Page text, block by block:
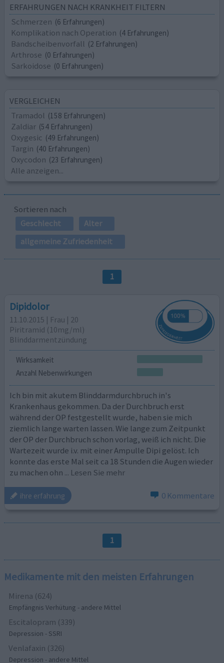
ERFAHRUNGEN NACH KRANKHEIT FILTERN
Schmerzen (6 Erfahrungen)
Komplikation nach Operation (4 Erfahrungen)
Bandscheibenvorfall (2 Erfahrungen)
Arthrose (0 Erfahrungen)
Sarkoidose (0 Erfahrungen)
VERGLEICHEN
Tramadol (158 Erfahrungen)
Zaldiar (54 Erfahrungen)
Oxygesic (49 Erfahrungen)
Targin (40 Erfahrungen)
Oxycodon (23 Erfahrungen)
Alle anzeigen...
Sortieren nach
Geschlecht
Alter
allgemeine Zufriedenheit
1
Dipidolor
11.10.2015 | Frau | 20
Piritramid (10mg/ml)
Blinddarmentzündung
Wirksamkeit
Anzahl Nebenwirkungen
Ich bin mit akutem Blinddarmdurchbruch in's
Krankenhaus gekommen. Da der Durchbruch erst
während der OP festgestellt wurde, haben sie mich
ziemlich lange warten lassen. Wie lange zum Zeitpunkt
der OP der Durchbruch schon vorlag, weiß ich nicht. Die
Wartezeit wurde i.v. mit einer Ampulle Dipi gelöst. Ich
konnte das erste Mal seit ca 18 Stunden die Augen wieder
zu machen ohn ... Lesen Sie mehr
ihre erfahrung 0 Kommentare
1
Medikamente mit den meisten Erfahrungen
Mirena (624)
Empfängnis Verhütung - andere Mittel
Escitalopram (339)
Depression - SSRI
Venlafaxin (326)
Depression - andere Mittel